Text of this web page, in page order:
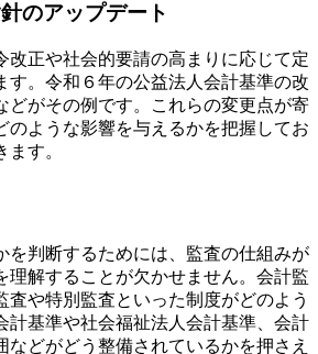
のアップデート
改正や社会的要請の高まりに応じて定
す。令和６年の公益法人会計基準の改
どがその例です。これらの変更点が寄
のような影響を与えるかを把握してお
す。
を判断するためには、監査の仕組みが
理解することが欠かせません。会計監
査や特別監査といった制度がどのよう
計基準や社会福祉法人会計基準、会計
などがどう整備されているかを押さえ